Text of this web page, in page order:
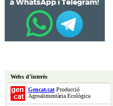
Webs d'interès
Gencat.catProducció
Agroalimentària Ecològica